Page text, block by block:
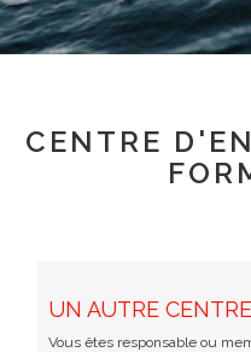
CENTRE
UN AUTRE
Vous êtes responsable ou